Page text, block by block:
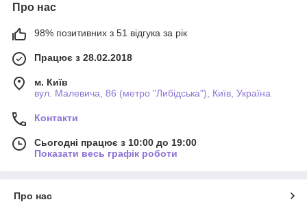
Про нас
98% позитивних з 51 відгука за рік
Працює з 28.02.2018
м. Київ
вул. Малевича, 86 (метро "Либідська"), Київ, Україна
Контакти
Сьогодні працює з 10:00 до 19:00
Показати весь графік роботи
Про нас